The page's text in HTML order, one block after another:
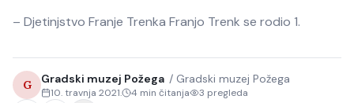
Sport
– Djetinjstvo Franje Trenka Franjo Trenk se rodio 1.
G Gradski muzej Požega / Gradski muzej Požega
10. travnja 2021. 4 min čitanja 3 pregleda